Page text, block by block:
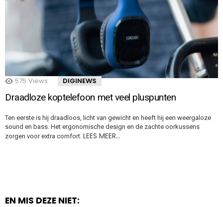
575 Views DIGINEWS
Draadloze koptelefoon met veel pluspunten
Ten eerste is hij draadloos, licht van gewicht en heeft hij een weergaloze
sound en bass. Het ergonomische design en de zachte oorkussens
zorgen voor extra comfort. LEES MEER…
EN MIS DEZE NIET: